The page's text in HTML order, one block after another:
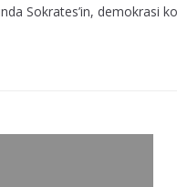
Sokrates’in, demokrasi